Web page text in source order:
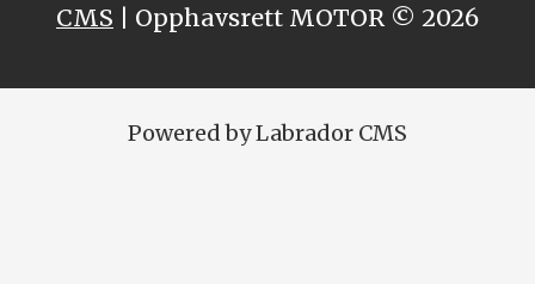
CMS | Opphavsrett MOTOR © 2026
Powered by Labrador CMS